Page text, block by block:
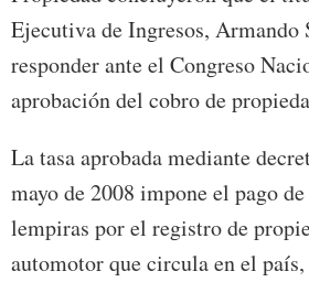
Ejecutiva de Ingresos, Armando
responder ante el Congreso
aprobación del cobro de
La tasa aprobada mediante
mayo de 2008 impone el pago
lempiras por el registro de
automotor que circula en el